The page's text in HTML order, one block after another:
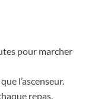
pour marcher
l’ascenseur.
repas.